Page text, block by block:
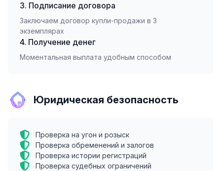
3. Подписание договора
Заключаем договор купли-продажи в 3
экземплярах
4. Получение денег
Моментальная выплата удобным способом
Юридическая безопасность
Проверка на угон и розыск
Проверка обременений и залогов
Проверка истории регистраций
Проверка судебных ограничений